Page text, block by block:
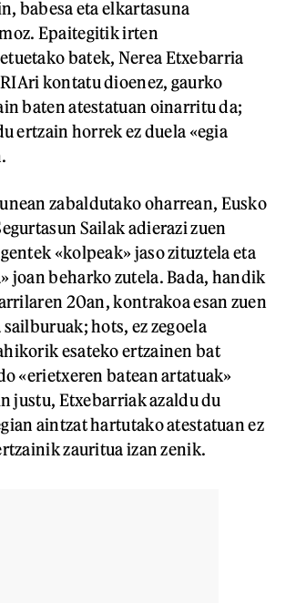
babesa eta elkartasuna
Epaitegitik irten
batek, Nerea Etxebarria
kontatu dioenez, gaurko
baten atestatuan oinarritu da;
ertzain horrek ez duela «egia
zabaldutako oharrean, Eusko
Sailak adierazi zuen
«kolpeak» jaso zituztela eta
joan beharko zutela. Bada, handik
20an, kontrakoa esan zuen
hots, ez zegoela
esateko ertzainen bat
«erietxeren batean artatuak»
justu, Etxebarriak azaldu du
aintzat hartutako atestatuan ez
zauritua izan zenik.